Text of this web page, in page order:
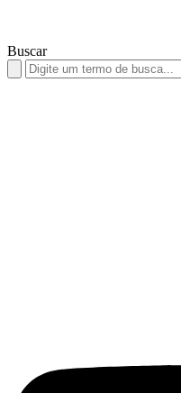
Buscar
Search
for: